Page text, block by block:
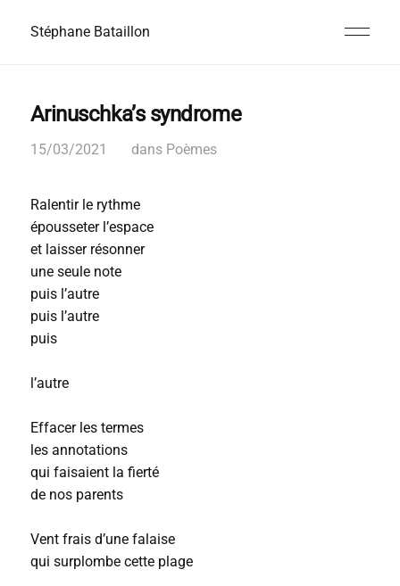
Stéphane Bataillon
Arinuschka’s syndrome
15/03/2021 dans Poèmes
Ralentir le rythme
épousseter l’espace
et laisser résonner
une seule note
puis l’autre
puis l’autre
puis
l’autre
Effacer les termes
les annotations
qui faisaient la fierté
de nos parents
Vent frais d’une falaise
qui surplombe cette plage